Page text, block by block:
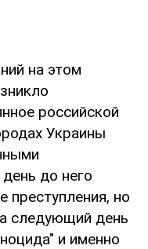
на этом
российской
Украины
до него
преступления, но
следующий день
и именно